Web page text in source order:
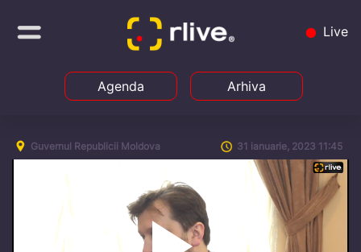
Live
Agenda Arhiva
Guvernul Republicii Moldova 31 ianuarie, 2023 11:45